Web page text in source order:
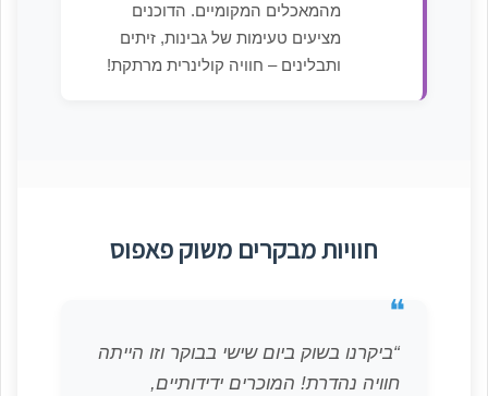
מהמאכלים המקומיים. הדוכנים
מציעים טעימות של גבינות, זיתים
ותבלינים – חוויה קולינרית מרתקת!
חוויות מבקרים משוק פאפוס
❝
“ביקרנו בשוק ביום שישי בבוקר וזו הייתה
חוויה נהדרת! המוכרים ידידותיים,